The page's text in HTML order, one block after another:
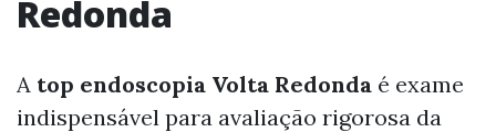
Redonda
A top endoscopia Volta Redonda é exame
indispensável para avaliação rigorosa da